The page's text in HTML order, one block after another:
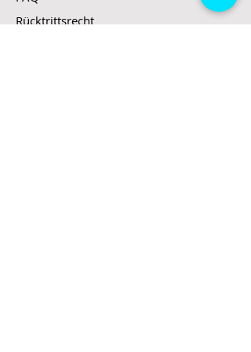
Rücktrittsrecht